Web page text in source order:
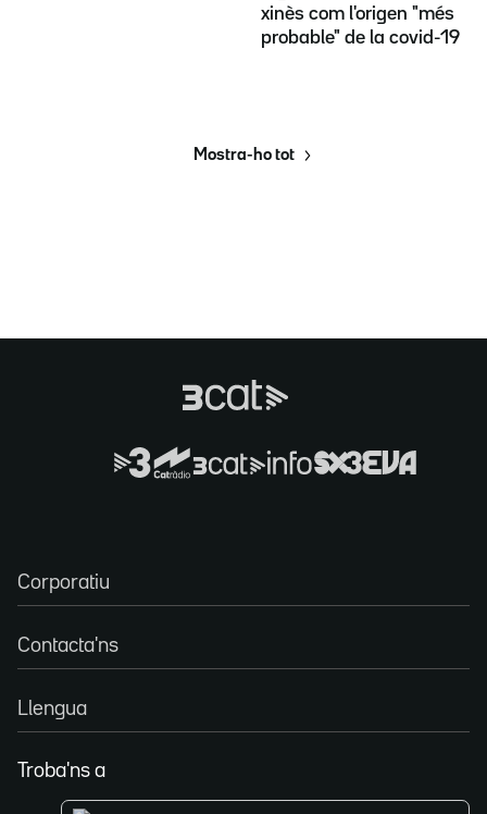
xinès com l'origen "més
probable" de la covid-19
Mostra-ho tot
Corporatiu
Contacta'ns
Llengua
Troba'ns a